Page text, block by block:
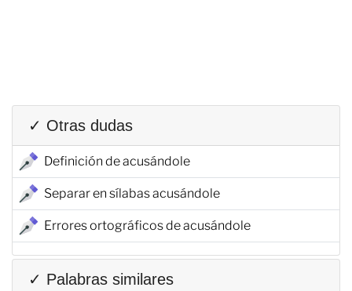
✓ Otras dudas
Definición de acusándole
Separar en sílabas acusándole
Errores ortográficos de acusándole
✓ Palabras similares